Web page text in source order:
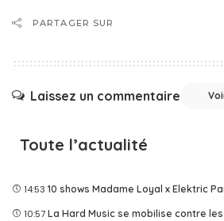
PARTAGER SUR
Laissez un commentaire
Toute l’actualité
14:53 10 shows Madame Loyal x Elektric
10:57 La Hard Music se mobilise contre